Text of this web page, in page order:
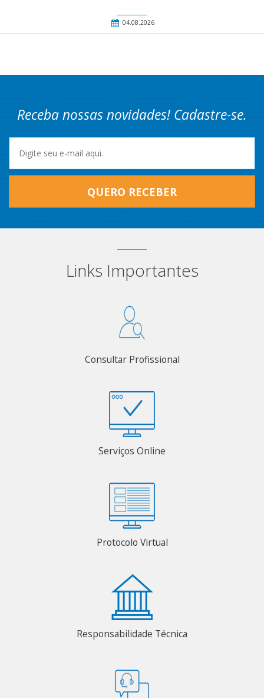
04.08.2026
Receba nossas novidades! Cadastre-se.
QUERO RECEBER
Links Importantes
Consultar Profissional
Serviços Online
Protocolo Virtual
Responsabilidade Técnica